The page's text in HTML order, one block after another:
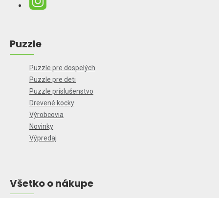
Puzzle
Puzzle pre dospelých
Puzzle pre deti
Puzzle príslušenstvo
Drevené kocky
Výrobcovia
Novinky
Výpredaj
Všetko o nákupe